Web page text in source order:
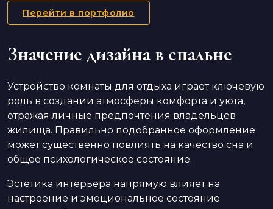
Перейти в портфолио
Значение дизайна в спальне
Устройство комнаты для отдыха играет ключевую
роль в создании атмосферы комфорта и уюта,
отражая личные предпочтения владельцев
жилища. Правильно подобранное оформление
может существенно повлиять на качество сна и
общее психологическое состояние.
Эстетика интерьера напрямую влияет на
настроение и эмоциональное состояние